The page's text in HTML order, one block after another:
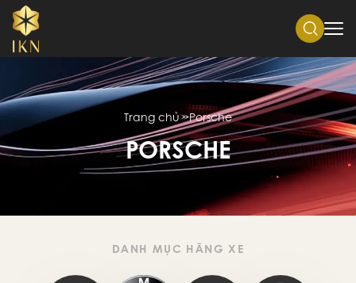
Trang chủ Porsche
PORSCHE
DANH MỤC HÃNG XE